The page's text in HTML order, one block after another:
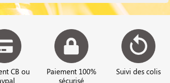
CB ou
Paiement 100%
sécurisé
Suivi des colis